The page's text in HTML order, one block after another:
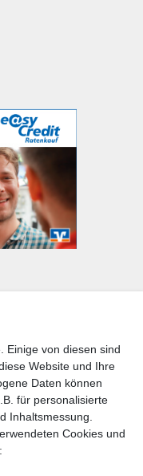
Einige von diesen sind
Website und Ihre
Daten können
für personalisierte
Inhaltsmessung.
Cookies und